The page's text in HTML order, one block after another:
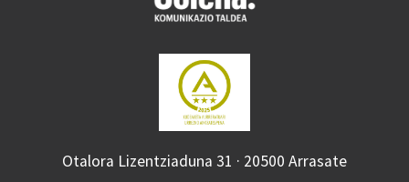
Otalora Lizentziaduna 31 · 20500 Arrasate